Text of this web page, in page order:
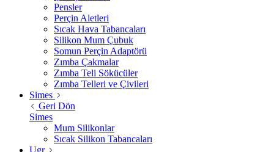
Pensler
Perçin Aletleri
Sıcak Hava Tabancaları
Silikon Mum Çubuk
Somun Perçin Adaptörü
Zımba Çakmalar
Zımba Teli Sökücüler
Zımba Telleri ve Çivileri
Simes
Geri Dön
Simes
Mum Silikonlar
Sıcak Silikon Tabancaları
Ugr